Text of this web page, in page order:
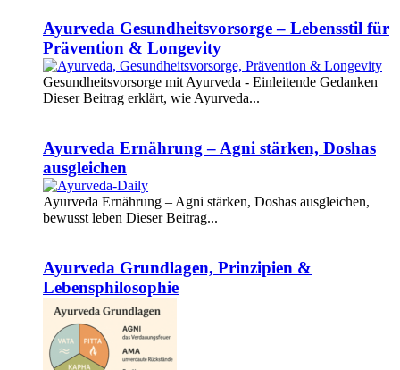
Ayurveda Gesundheitsvorsorge – Lebensstil für
Prävention & Longevity
Gesundheitsvorsorge mit Ayurveda - Einleitende Gedanken
Dieser Beitrag erklärt, wie Ayurveda...
Ayurveda Ernährung – Agni stärken, Doshas
ausgleichen
Ayurveda Ernährung – Agni stärken, Doshas ausgleichen,
bewusst leben Dieser Beitrag...
Ayurveda Grundlagen, Prinzipien &
Lebensphilosophie